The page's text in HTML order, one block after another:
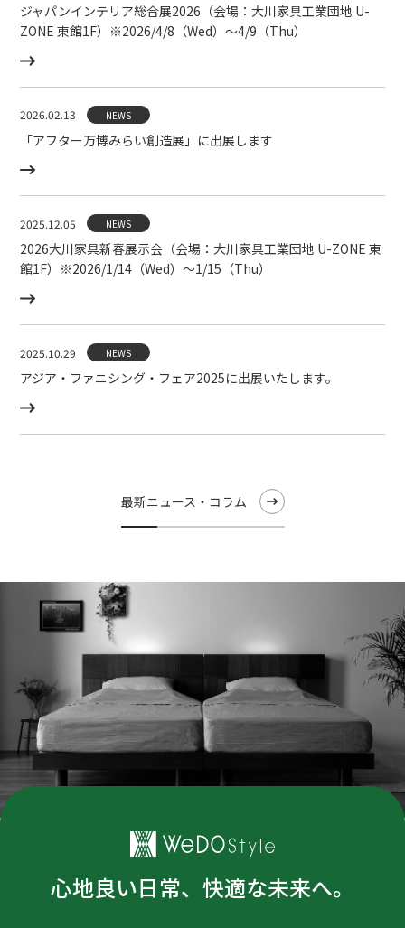
ジャパンインテリア総合展2026（会場：大川家具工業団地 U-
ZONE 東館1F）※2026/4/8（Wed）〜4/9（Thu）
2026.02.13 NEWS
「アフター万博みらい創造展」に出展します
2025.12.05 NEWS
2026大川家具新春展示会（会場：大川家具工業団地 U-ZONE 東
館1F）※2026/1/14（Wed）〜1/15（Thu）
2025.10.29 NEWS
アジア・ファニシング・フェア2025に出展いたします。
最新ニュース・コラム
心地良い日常、快適な未来へ。